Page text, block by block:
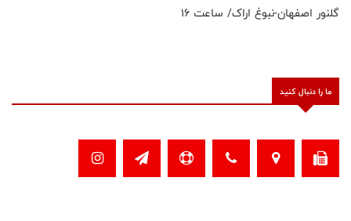
گلنور اصفهان-نبوغ اراک/ ساعت ۱۶
ما را دنبال کنید